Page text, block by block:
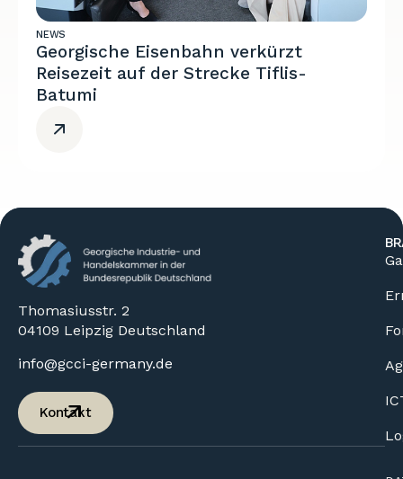
NEWS
Georgische Eisenbahn verkürzt
Reisezeit auf der Strecke Tiflis-
Batumi
Thomasiusstr. 2
04109 Leipzig Deutschland
info@gcci-germany.de
Kontakt